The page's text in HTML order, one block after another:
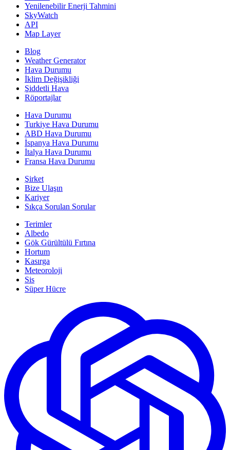
Yenilenebilir Enerji Tahmini
SkyWatch
API
Map Layer
Blog
Weather Generator
Hava Durumu
İklim Değişikliği
Şiddetli Hava
Röportajlar
Hava Durumu
Turkiye Hava Durumu
ABD Hava Durumu
İspanya Hava Durumu
İtalya Hava Durumu
Fransa Hava Durumu
Şirket
Bize Ulaşın
Kariyer
Sıkça Sorulan Sorular
Terimler
Albedo
Gök Gürültülü Fırtına
Hortum
Kasırga
Meteoroloji
Sis
Süper Hücre